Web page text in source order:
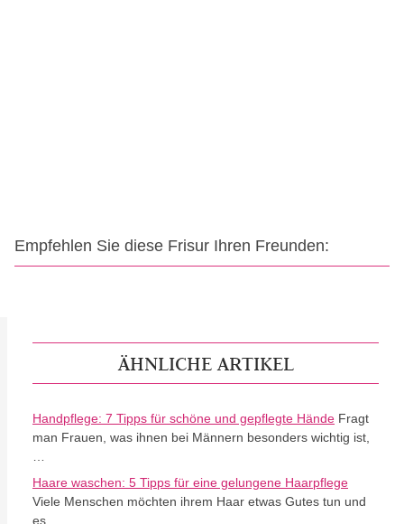
Empfehlen Sie diese Frisur Ihren Freunden:
ÄHNLICHE ARTIKEL
Handpflege: 7 Tipps für schöne und gepflegte Hände Fragt
man Frauen, was ihnen bei Männern besonders wichtig ist,
Haare waschen: 5 Tipps für eine gelungene Haarpflege
Viele Menschen möchten ihrem Haar etwas Gutes tun und
es…